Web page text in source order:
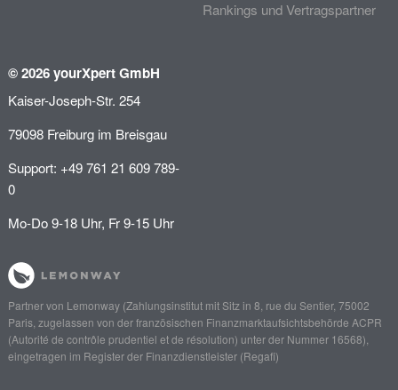
Rankings und Vertragspartner
© 2026 yourXpert GmbH
Kaiser-Joseph-Str. 254
79098 Freiburg im Breisgau
Support: +49 761 21 609 789-
0
Mo-Do 9-18 Uhr, Fr 9-15 Uhr
Partner von Lemonway(Zahlungsinstitut mit Sitz in 8, rue du Sentier, 75002
Paris, zugelassen von der französischen Finanzmarktaufsichtsbehörde ACPR
(Autorité de contrôle prudentiel et de résolution) unter der Nummer 16568),
eingetragen im Register der Finanzdienstleister (Regafi)